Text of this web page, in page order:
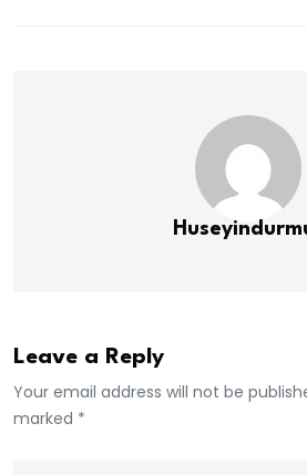
Leave a Reply
Your email address will not be
marked *